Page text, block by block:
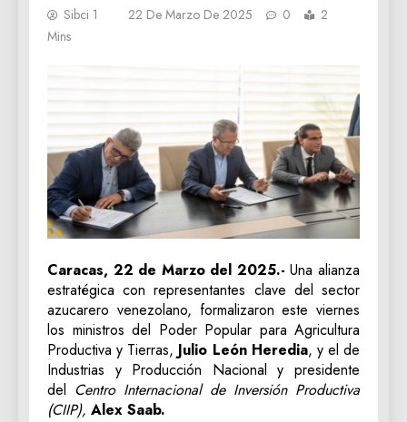
Sibci 1 22 De Marzo De 2025 0
2
Mins
Caracas, 22 de Marzo del 2025.- Una alianza
estratégica con representantes clave del sector
azucarero venezolano, formalizaron este viernes
los ministros del Poder Popular para Agricultura
Productiva y Tierras, Julio León Heredia, y el de
Industrias y Producción Nacional y presidente
del Centro Internacional de Inversión Productiva
(CIIP), Alex Saab.